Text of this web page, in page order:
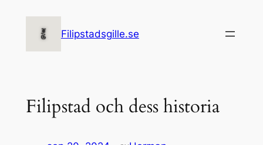
Filipstadsgille.se
Filipstad och dess historia